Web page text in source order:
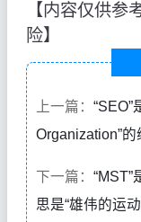
【内容仅供参
险】
上一篇： “SEO”
Organization”的
下一篇： “MST”
思是“雄伟的运